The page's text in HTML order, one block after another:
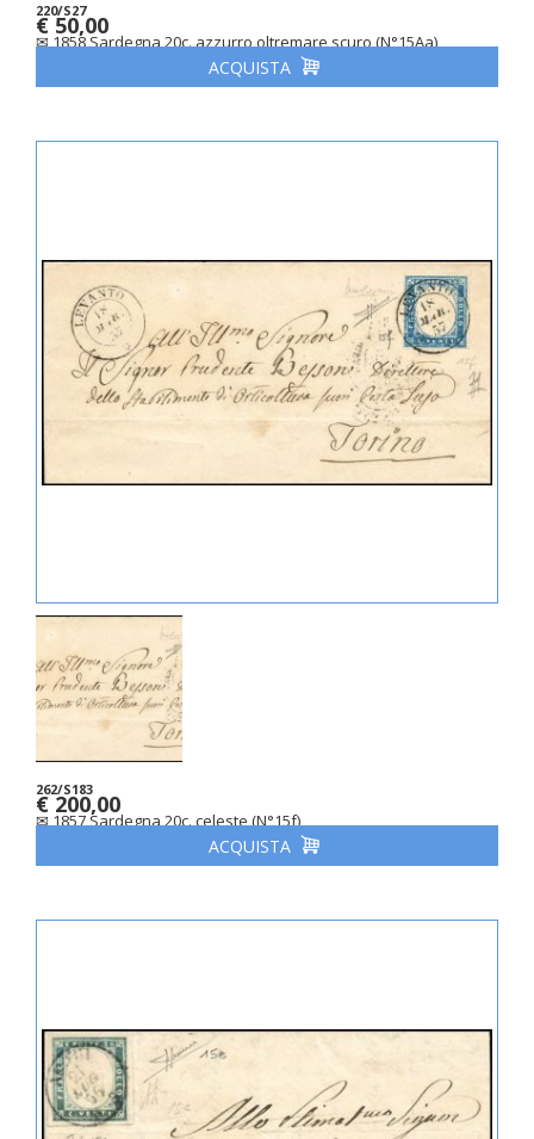
220/S27
✉ 1858 Sardegna 20c. azzurro oltremare scuro (N°15Aa)
€ 50,00
ACQUISTA
262/S183
✉ 1857 Sardegna 20c. celeste (N°15f)
€ 200,00
ACQUISTA